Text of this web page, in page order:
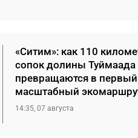
«Ситим»: как 110
сопок долины Туймаада
превращаются в первый
масштабный
14:35, 07 августа